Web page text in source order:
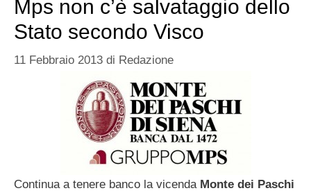
Mps non c’è salvataggio dello
Stato secondo Visco
11 Febbraio 2013 di Redazione
Continua a tenere banco la vicenda Monte dei Paschi